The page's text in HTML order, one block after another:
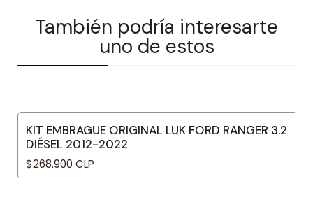
También podría interesarte
uno de estos
KIT EMBRAGUE ORIGINAL LUK FORD RANGER 3.2
DIÉSEL 2012-2022
$268.900 CLP